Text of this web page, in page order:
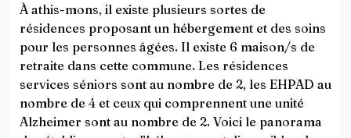
À athis-mons, il existe plusieurs sortes de
résidences proposant un hébergement et des soins
pour les personnes âgées. Il existe 6 maison/s de
retraite dans cette commune. Les résidences
services séniors sont au nombre de 2, les EHPAD au
nombre de 4 et ceux qui comprennent une unité
Alzheimer sont au nombre de 2. Voici le panorama